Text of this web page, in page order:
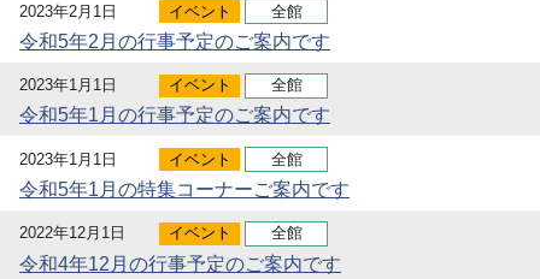
2023年2月1日 イベント 全館
令和5年2月の行事予定のご案内です
2023年1月1日 イベント 全館
令和5年1月の行事予定のご案内です
2023年1月1日 イベント 全館
令和5年1月の特集コーナーご案内です
2022年12月1日 イベント 全館
令和4年12月の行事予定のご案内です